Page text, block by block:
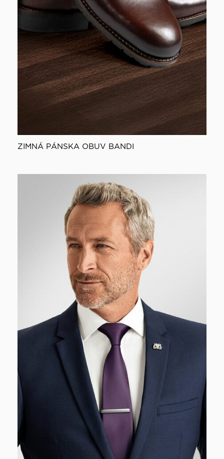
ZIMNÁ PÁNSKA OBUV BANDI